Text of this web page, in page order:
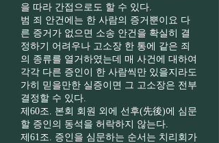
을 따라 간접으로도 할 수 있다.
범 죄 안건에는 한 사람의 증거뿐이요 다
른 증거가 없으면 소송 안건을 확실히 결
정하기 어려우나 고소장 한 통에 같은 죄
의 종류를 열거하였는데 매 사건에 대하여
각각 다른 증인이 한 사람씩만 있을지라도
가히 믿을만한 실증이면 그 고소장은 전부
결정할 수 있다.
제60조. 본회 회원 외에 선후(先後)에 심문
할 증인의 동석을 허락하지 않는다.
제61조. 증인을 심문하는 순서는 치리회가